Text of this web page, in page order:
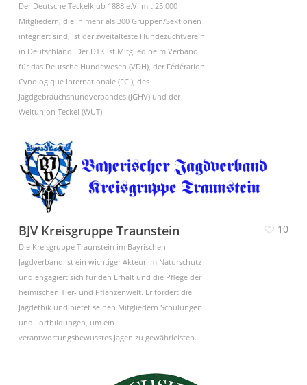
Der Deutsche Teckelklub 1888 e.V. mit 25.000
Mitgliedern, die in mehr als 300 Gruppen/Sektionen
integriert sind, ist der zweitälteste Hundezuchtverein
in Deutschland. Der DTK ist Mitglied beim Verband
für das Deutsche Hundewesen (VDH), der Fédération
Cynologique Internationale (FCI), des
Jagdgebrauchshundverbandes (JGHV) und der
Weltunion Teckel (WUT).
BJV Kreisgruppe Traunstein
Die Kreisgruppe Traunstein im Bayrischen
Jagdverband ist ein wichtiger Akteur im Naturschutz
und engagiert sich für den Erhalt und die Pflege der
heimischen Tier- und Pflanzenwelt. Er fördert die
Jagdethik und bietet seinen Mitgliedern Schulungen
und Fortbildungen, um ein
verantwortungsbewusstes Jagen zu gewährleisten.
10